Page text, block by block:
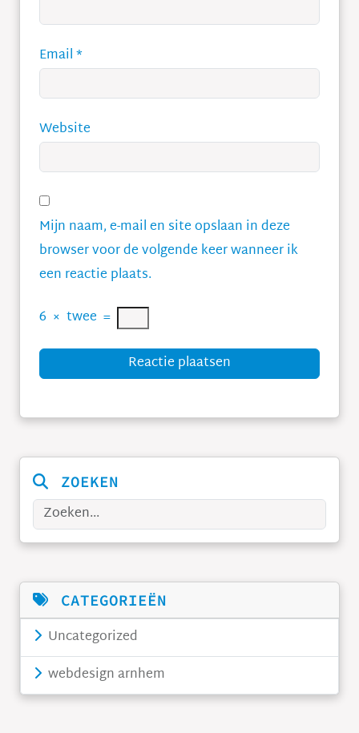
Email*
Website
Mijn naam, e-mail en site opslaan in deze
browser voor de volgende keer wanneer ik
een reactie plaats.
6 × twee =
Reactie plaatsen
ZOEKEN
Zoeken
CATEGORIEËN
Uncategorized
webdesign arnhem